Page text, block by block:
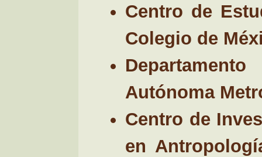
Centro de
Colegio de
Autónoma
Centro de
en